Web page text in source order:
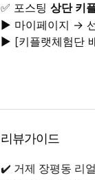
✅ 포스팅 상단 키
▶️ 마이페이지 →
▶️ [키플랫체험단
리뷰가이드
✔️ 거제 장평동 리